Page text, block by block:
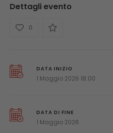
Dettagli evento
0
DATA INIZIO
1 Maggio 2026 18:00
DATA DI FINE
1 Maggio 2026